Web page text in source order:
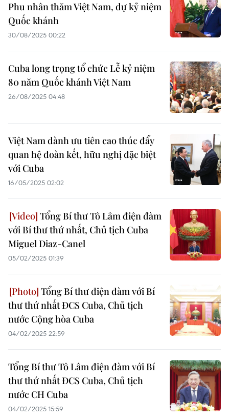
Phu nhân thăm Việt Nam, dự kỷ niệm
Quốc khánh
30/08/2025 00:22
Cuba long trọng tổ chức Lễ kỷ niệm
80 năm Quốc khánh Việt Nam
26/08/2025 04:48
Việt Nam dành ưu tiên cao thúc đẩy
quan hệ đoàn kết, hữu nghị đặc biệt
với Cuba
16/05/2025 02:02
Tổng Bí thư Tô Lâm điện đàm
với Bí thư thứ nhất, Chủ tịch Cuba
Miguel Diaz-Canel
05/02/2025 01:39
Tổng Bí thư điện đàm với Bí
thư thứ nhất ĐCS Cuba, Chủ tịch
nước Cộng hòa Cuba
04/02/2025 22:59
Tổng Bí thư Tô Lâm điện đàm với Bí
thư thứ nhất ĐCS Cuba, Chủ tịch
nước CH Cuba
04/02/2025 15:59